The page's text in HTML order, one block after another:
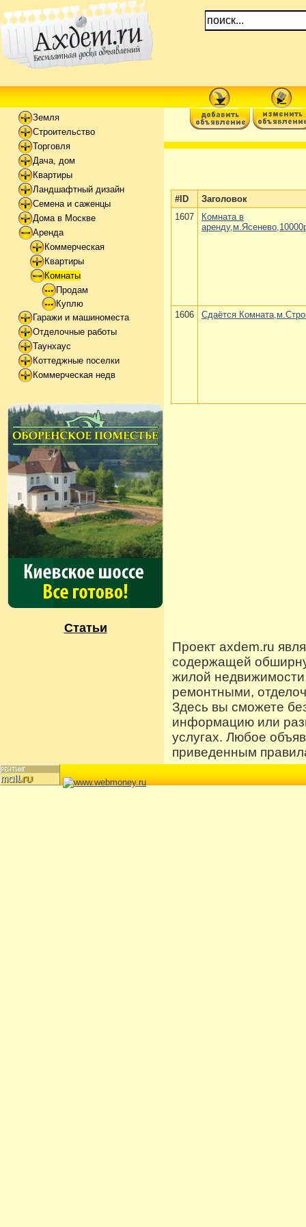
Земля
Строительство
Торговля
Дача, дом
Квартиры
Ландшафтный дизайн
Семена и саженцы
Дома в Москве
Аренда
Коммерческая
Квартиры
Комнаты
Продам
Куплю
Гаражи и машиноместа
Отделочные работы
Таунхаус
Коттеджные поселки
Коммерческая недв
Статьи
#ID
Заголовок
1607
Комната в
1606 Сдаётся
Проект axdem.ru
содержащей
жилой
ремонтными,
Здесь вы сможете
информацию или
услугах. Любое
приведенным